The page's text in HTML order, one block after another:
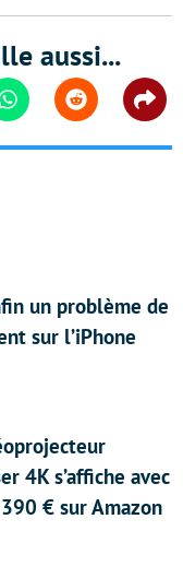
aussi...
WhatsappReddit
un problème de
sur l’iPhone
4K s’affiche avec
€ sur Amazon